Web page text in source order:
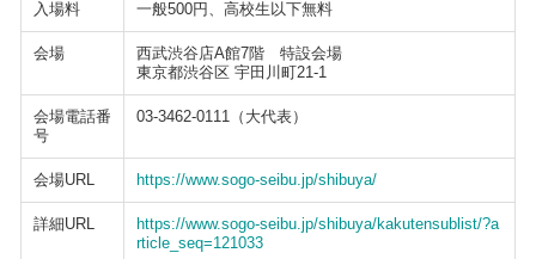
入場料 一般500円、高校生以下無料
会場
西武渋谷店A館7階 特設会場
東京都渋谷区 宇田川町21-1
会場電話番
号
03-3462-0111（大代表）
会場URL https://www.sogo-seibu.jp/shibuya/
詳細URL
https://www.sogo-seibu.jp/shibuya/kakutensublist/?a
rticle_seq=121033